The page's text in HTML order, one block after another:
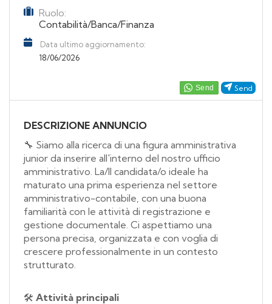
lavoro
il
CV
Login
Send
Ruolo:
Contabilità/Banca/Finanza
Data ultimo aggiornamento:
18/06/2026
DESCRIZIONE ANNUNCIO
🔧 Siamo alla ricerca di una figura amministrativa
junior da inserire all'interno del nostro ufficio
amministrativo. La/Il candidata/o ideale ha
maturato una prima esperienza nel settore
amministrativo-contabile, con una buona
familiarità con le attività di registrazione e
gestione documentale. Ci aspettiamo una
persona precisa, organizzata e con voglia di
crescere professionalmente in un contesto
strutturato.
🛠 Attività principali